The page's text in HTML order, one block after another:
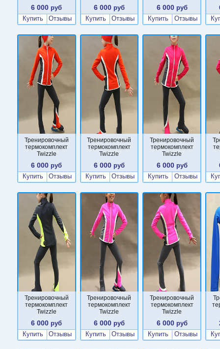
6 000 руб
Купить
Отзывы
6 000 руб
Купить
Отзывы
6 000руб
Купить
Отзывы
Тренировочный
термокомплект
Twizzle
6 000 руб
Купить
Отзывы
Тренировочный
термокомплект
Twizzle
6 000 руб
Купить
Отзывы
Тренировочный
термокомплект
Twizzle
6 000руб
Купить
Отзывы
Тренировочный
термокомплект
Twizzle
6 000 руб
Купить
Отзывы
Тренировочный
термокомплект
Twizzle
6 000 руб
Купить
Отзывы
Тренировочный
термокомплект
Twizzle
6 000руб
Купить
Отзывы